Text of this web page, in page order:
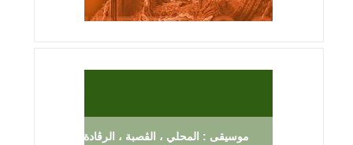
موسيقى : المحلي ، الڨصبة ، الرڨادة